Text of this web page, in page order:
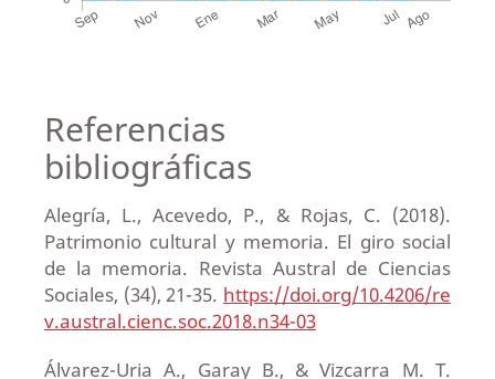
Referencias
bibliográficas
Alegría, L., Acevedo, P., & Rojas, C. (2018).
Patrimonio cultural y memoria. El giro social
de la memoria. Revista Austral de Ciencias
Sociales, (34), 21-35. https://doi.org/10.4206/re
v.austral.cienc.soc.2018.n34-03
Álvarez-Uria A., Garay B., & Vizcarra M. T.